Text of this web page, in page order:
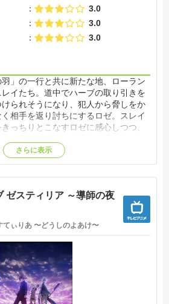
3.0
3.0
3.0
」の一行と共に新たな地、ローラン
イたち。道中でハーブの取り引きを
られそうになり、犯人から脅しをか
相手を返り討ちにするロゼ。スレイ
っちりとこなすロゼに感心しつつ、
ためライラたちと鍛錬を続けてい
そこで“語り部”メーヴィンと出会
照】
さらに表示
ゼスティリア ～導師の夜
てぃりあ 〜どうしのよあけ〜